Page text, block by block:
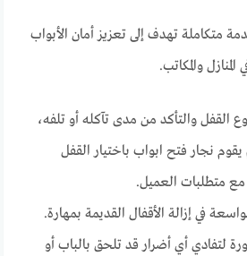
متكاملة تهدف إلى تعزيز أمان الأبواب
والمكاتب.
القفل والتأكد من مدى تآكله أو تلفه،
يقوم نجار فتح ابواب باختيار القفل
متطلبات العميل.
في إزالة الأقفال القديمة بمهارة.
لتفادي أي أضرار قد تلحق بالباب أو